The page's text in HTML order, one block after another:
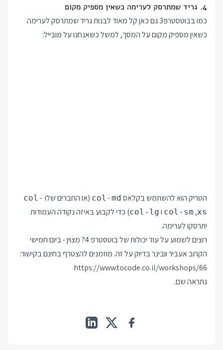
4. גריד שמתרסק לערימה כשאין מספיק מקום
כמו בבוטסטרפ3 גם כאן קל מאוד לבנות גריד שמתרסק לערימה
כשאין מספיק מקום על המסך, למשל כשאנחנו על מובייל:
הטריק הוא להשתמש בקלאס col-md (או החברים שלו col-
xs
,
col-sm ו col-lg) כדי לקבוע באיזה נקודה העמודות
יתרסקו לערימה.
רוצים לשמוע על עוד יכולות של בוטסטרפ 4? מצוין - ביום חמישי
הקרוב אעביר וובינר בדיוק על זה. מוזמנים להצטרף בחינם בקישור:
https://www.tocode.co.il/workshops/66
נתראה שם.